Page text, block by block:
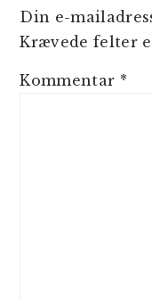
Din e-
Krævede felter
Kommentar *